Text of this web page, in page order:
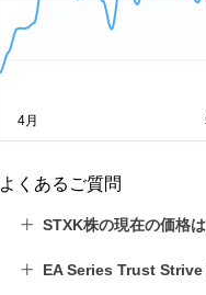
よくあるご質問
STXK株の現在の価格は
EA Series Trust Strive